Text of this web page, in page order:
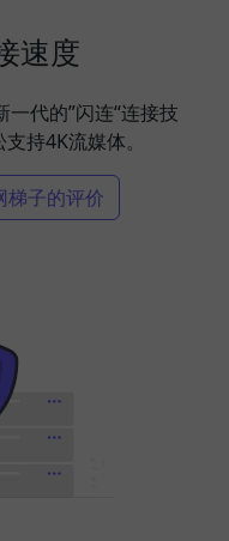
速度
代的”闪连“连接技
持4K流媒体。
梯子的评价